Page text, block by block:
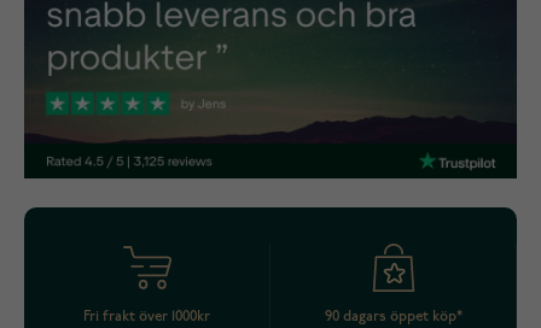
Fri frakt över 1000kr 90 dagars öppet köp*